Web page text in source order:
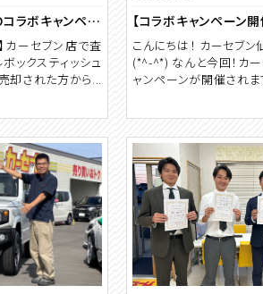
カーセブン×頭文字Dコラボキャンペーン実施中！来店査定でオリジナルグッズをプレゼント！【期間 11月8日～12月26日】
カーセブン店で査
ックスティッシュ
売却された方から...
【コラボキャンペーン
こんにちは！ カーセブ
(*^-^*) なんと今回！カ
ャンペーンが開催されま